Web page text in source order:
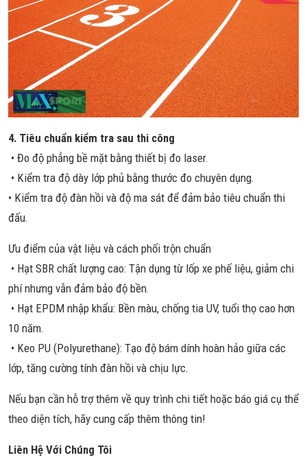
4. Tiêu chuẩn kiểm tra sau thi công
• Đo độ phẳng bề mặt bằng thiết bị đo laser.
• Kiểm tra độ dày lớp phủ bằng thước đo chuyên dụng.
• Kiểm tra độ đàn hồi và độ ma sát để đảm bảo tiêu chuẩn thi
đấu.
Ưu điểm của vật liệu và cách phối trộn chuẩn
• Hạt SBR chất lượng cao: Tận dụng từ lốp xe phế liệu, giảm chi
phí nhưng vẫn đảm bảo độ bền.
• Hạt EPDM nhập khẩu: Bền màu, chống tia UV, tuổi thọ cao hơn
10 năm.
• Keo PU (Polyurethane): Tạo độ bám dính hoàn hảo giữa các
lớp, tăng cường tính đàn hồi và chịu lực.
Nếu bạn cần hỗ trợ thêm về quy trình chi tiết hoặc báo giá cụ thể
theo diện tích, hãy cung cấp thêm thông tin!
Liên Hệ Với Chúng Tôi